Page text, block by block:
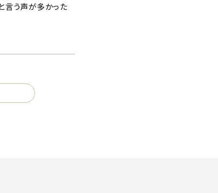
言う声が多かった